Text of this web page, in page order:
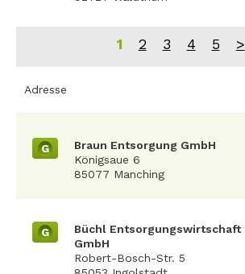
1 2 3 4 5 >
Adresse
G
Braun Entsorgung GmbH
Königsaue 6
85077 Manching
G
Büchl Entsorgungswirtschaft
GmbH
Robert-Bosch-Str. 5